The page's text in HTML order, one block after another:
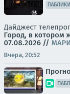
ПАБЛИКИ
Дайджест
Город, в котором
07.08.2026 //
Вчера, 20:52